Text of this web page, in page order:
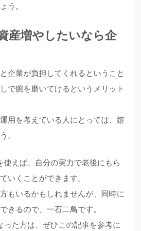
う。
産増やしたいなら企
企業が負担してくれるということ
で腕を磨いてけるというメリット
用を考えている人にとっては、嬉
。
使えば、自分の実力で老後にもら
いくことができます。
もいるかもしれませんが、同時に
きるので、一石二鳥です。
った方は、ぜひこの記事を参考に